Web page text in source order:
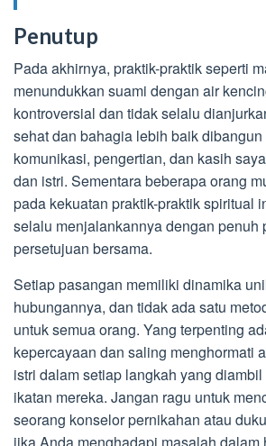
Penutup
Pada akhirnya, praktik-praktik seperti
menundukkan suami dengan air
kontroversial dan tidak selalu
sehat dan bahagia lebih baik
komunikasi, pengertian, dan kasih
dan istri. Sementara beberapa orang
pada kekuatan praktik-praktik spiritual
selalu menjalankannya dengan penuh
persetujuan bersama.
Setiap pasangan memiliki dinamika
hubungannya, dan tidak ada satu
untuk semua orang. Yang terpenting
kepercayaan dan saling menghormati
istri dalam setiap langkah yang
ikatan mereka. Jangan ragu untuk
seorang konselor pernikahan atau